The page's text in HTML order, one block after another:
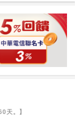
天。】